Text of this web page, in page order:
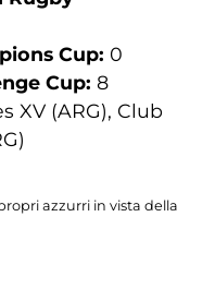
Cup: 0
Cup: 8
XV (ARG), Club
azzurri in vista della